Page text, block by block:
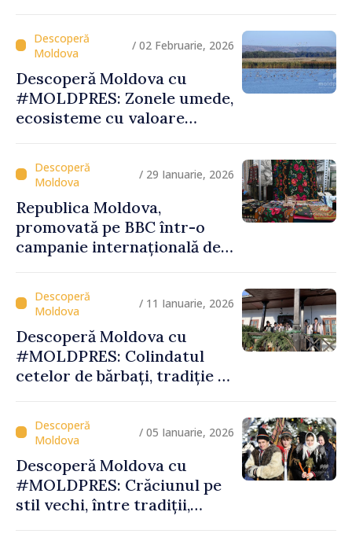
/ 02 Februarie, 2026
Descoperă Moldova cu
#MOLDPRES: Zonele umede,
ecosisteme cu valoare
turistice unice
/ 29 Ianuarie, 2026
Republica Moldova,
promovată pe BBC într-o
campanie internațională de
/ 11 Ianuarie, 2026
Descoperă Moldova cu
#MOLDPRES: Colindatul
cetelor de bărbați, tradiție și
/ 05 Ianuarie, 2026
Descoperă Moldova cu
#MOLDPRES: Crăciunul pe
stil vechi, între tradiții,